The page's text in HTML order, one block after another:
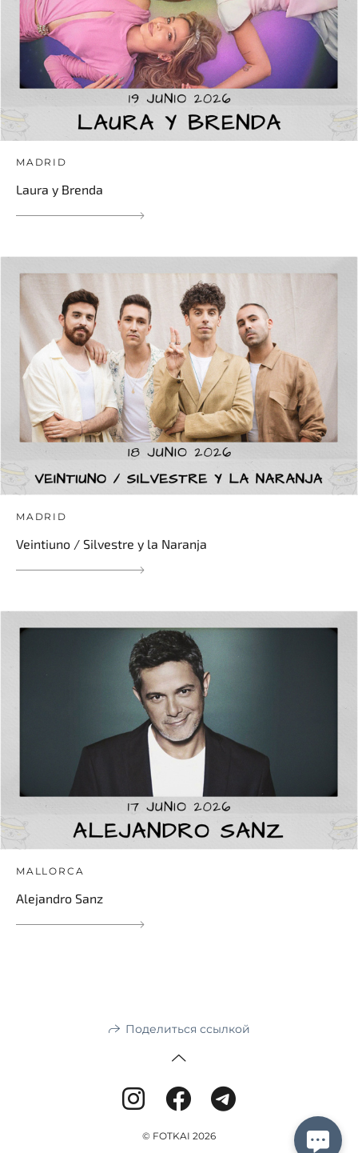
MADRID
Laura y Brenda
MADRID
Veintiuno / Silvestre y la Naranja
MALLORCA
Alejandro Sanz
Поделиться ссылкой
© FOTKAI 2026